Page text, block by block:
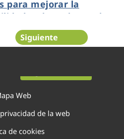
para mejorar la
y el empleo en la
Siguiente
Web
de la web
de cookies